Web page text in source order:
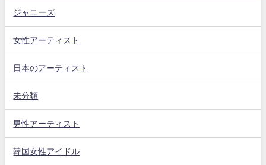
ジャニーズ
女性アーティスト
日本のアーティスト
未分類
男性アーティスト
韓国女性アイドル